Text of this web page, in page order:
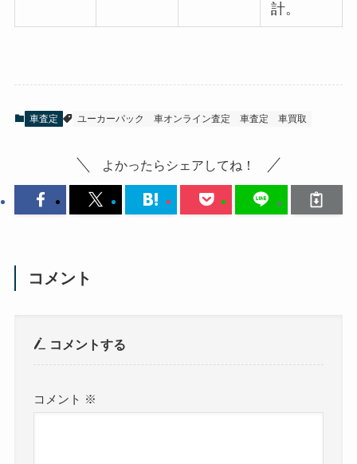
計。
車査定 ユーカーパック 車オンライン査定 車査定 車買取
よかったらシェアしてね！
コメント
コメントする
コメント ※